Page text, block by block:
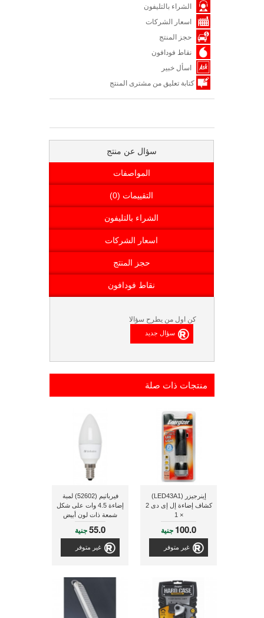
الشراء بالتليفون
اسعار الشركات
حجز المنتج
نقاط فودافون
اسأل خبير
كتابة تعليق من مشترى المنتج
سؤال عن منتج
المواصفات
التقييمات (0)
الشراء بالتليفون
اسعار الشركات
حجز المنتج
نقاط فودافون
كن اول من يطرح سؤالا
منتجات ذات صلة
إينرجيزر (LED43A1)
كشاف إضاءة إل إى دى 2
× 1
100.0 جنية
غير متوفر
فيرباتيم (52602) لمبة
إضاءة 4.5 وات على شكل
شمعة ذات لون أبيض
متجمد/قاتم
55.0جنية
غير متوفر